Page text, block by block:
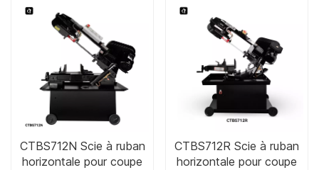
CTBS712N Scie à ruban
horizontale pour coupe
CTBS712R Scie à ruban
horizontale pour coupe